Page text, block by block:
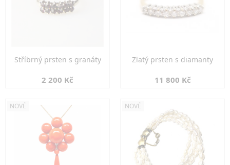
Stříbrný prsten s granáty
2 200 Kč
Zlatý prsten s diamanty
11 800 Kč
NOVÉ NOVÉ